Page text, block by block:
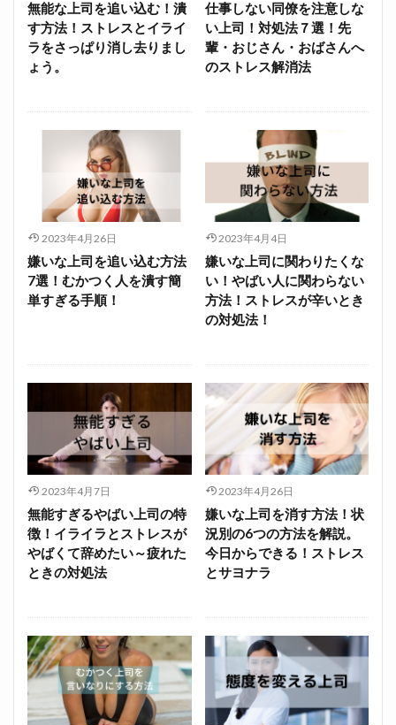
無能な上司を追い込む！潰
す方法！ストレスとイライ
ラをさっぱり消し去りまし
ょう。
仕事しない同僚を注意しな
い上司！対処法７選！先
輩・おじさん・おばさんへ
のストレス解消法
2023年4月26日
嫌いな上司を追い込む方法
7選！むかつく人を潰す簡
単すぎる手順！
2023年4月4日
嫌いな上司に関わりたくな
い！やばい人に関わらない
方法！ストレスが辛いとき
の対処法！
2023年4月7日
無能すぎるやばい上司の特
徴！イライラとストレスが
やばくて辞めたい～疲れた
ときの対処法
2023年4月26日
嫌いな上司を消す方法！状
況別の6つの方法を解説。
今日からできる！ストレス
とサヨナラ